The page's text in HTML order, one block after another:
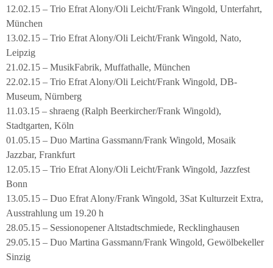
12.02.15 – Trio Efrat Alony/Oli Leicht/Frank Wingold, Unterfahrt,
München
13.02.15 – Trio Efrat Alony/Oli Leicht/Frank Wingold, Nato,
Leipzig
21.02.15 – MusikFabrik, Muffathalle, München
22.02.15 – Trio Efrat Alony/Oli Leicht/Frank Wingold, DB-
Museum, Nürnberg
11.03.15 – shraeng (Ralph Beerkircher/Frank Wingold),
Stadtgarten, Köln
01.05.15 – Duo Martina Gassmann/Frank Wingold, Mosaik
Jazzbar, Frankfurt
12.05.15 – Trio Efrat Alony/Oli Leicht/Frank Wingold, Jazzfest
Bonn
13.05.15 – Duo Efrat Alony/Frank Wingold, 3Sat Kulturzeit Extra,
Ausstrahlung um 19.20 h
28.05.15 – Sessionopener Altstadtschmiede, Recklinghausen
29.05.15 – Duo Martina Gassmann/Frank Wingold, Gewölbekeller
Sinzig